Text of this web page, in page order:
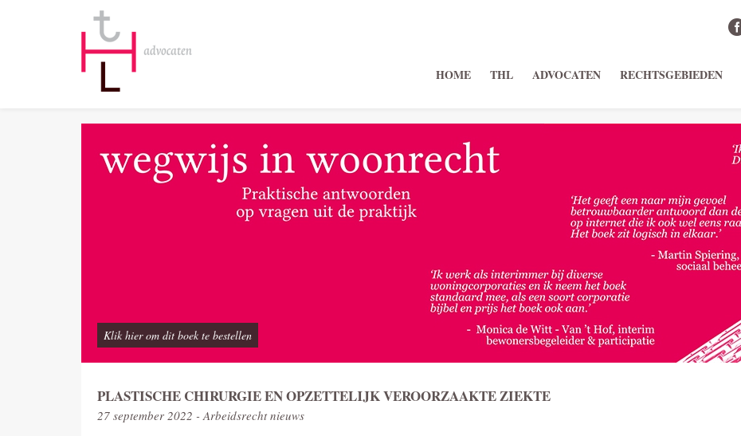
HOME THL ADVOCATEN RECHTSGEBIEDEN
Klik hier om dit boek te bestellen
PLASTISCHE CHIRURGIE EN OPZETTELIJK VEROORZAAKTE ZIEKTE
27 september 2022 - Arbeidsrecht nieuws